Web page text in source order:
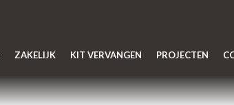
ZAKELIJK KIT VERVANGEN PROJECTEN